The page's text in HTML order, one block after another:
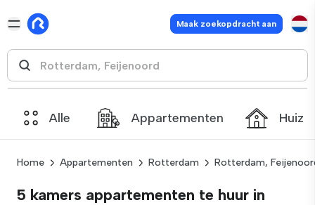
Maak zoekopdracht aan
Alle Appartementen
Home Appartementen Rotterdam Rotterdam,
5 kamers appartementen te huur in